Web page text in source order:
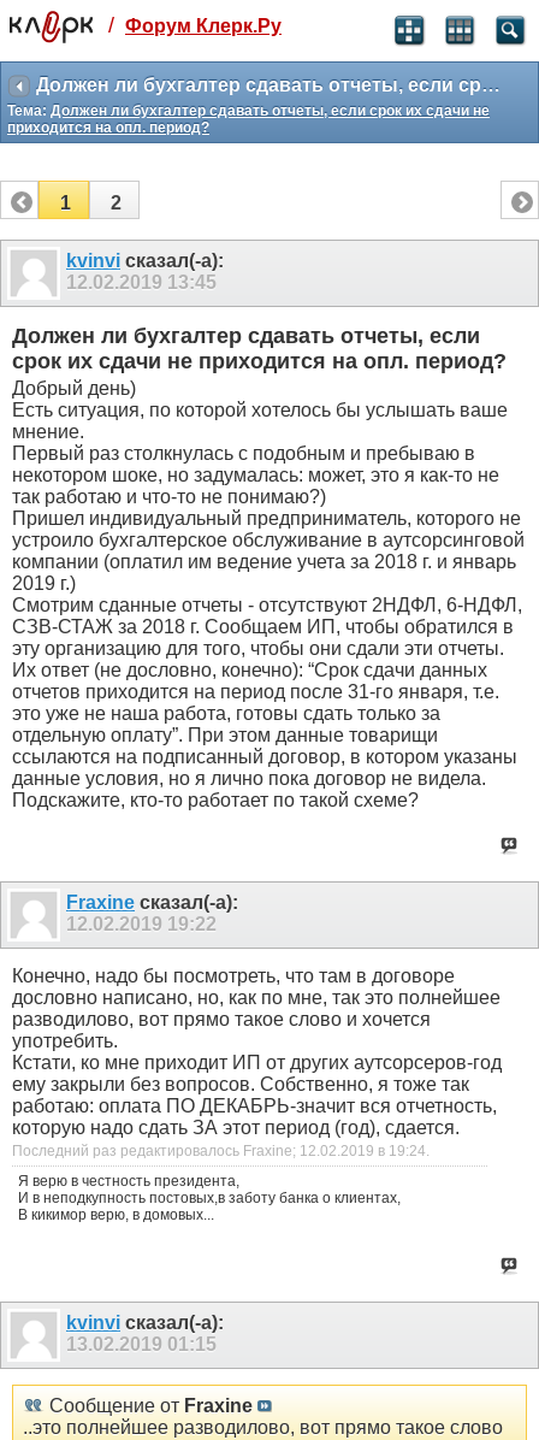
Святые угодники, Клерк без рекламы
прекрасен:)
месяц
99 ₽
259 ₽
-10%
полгода
499 ₽
-15%
/ Форум Клерк.Ру
Должен ли бухгалтер сдавать отчеты, если срок их сдачи не приходится на опл. период?
Тема: Должен ли бухгалтер сдавать отчеты, если срок их сдачи не
приходится на опл. период?
1 2
kvinvi сказал(-а):
12.02.2019 13:45
Должен ли бухгалтер сдавать отчеты, если
срок их сдачи не приходится на опл. период?
Добрый день)
Есть ситуация, по которой хотелось бы услышать ваше
мнение.
Первый раз столкнулась с подобным и пребываю в
некотором шоке, но задумалась: может, это я как-то не
так работаю и что-то не понимаю?)
Пришел индивидуальный предприниматель, которого не
устроило бухгалтерское обслуживание в аутсорсинговой
компании (оплатил им ведение учета за 2018 г. и январь
2019 г.)
Смотрим сданные отчеты - отсутствуют 2НДФЛ, 6-НДФЛ,
СЗВ-СТАЖ за 2018 г. Сообщаем ИП, чтобы обратился в
эту организацию для того, чтобы они сдали эти отчеты.
Их ответ (не дословно, конечно): “Срок сдачи данных
отчетов приходится на период после 31-го января, т.е.
это уже не наша работа, готовы сдать только за
отдельную оплату”. При этом данные товарищи
ссылаются на подписанный договор, в котором указаны
данные условия, но я лично пока договор не видела.
Подскажите, кто-то работает по такой схеме?
Fraxine сказал(-а):
12.02.2019 19:22
Конечно, надо бы посмотреть, что там в договоре
дословно написано, но, как по мне, так это полнейшее
разводилово, вот прямо такое слово и хочется
употребить.
Кстати, ко мне приходит ИП от других аутсорсеров-год
ему закрыли без вопросов. Собственно, я тоже так
работаю: оплата ПО ДЕКАБРЬ-значит вся отчетность,
которую надо сдать ЗА этот период (год), сдается.
Последний раз редактировалось Fraxine; 12.02.2019 в 19:24
Я верю в честность президента,
И в неподкупность постовых,в заботу банка о клиентах,
В кикимор верю, в домовых...
kvinvi сказал(-а):
13.02.2019 01:15
Сообщение от Fraxine
..это полнейшее разводилово, вот прямо такое слово